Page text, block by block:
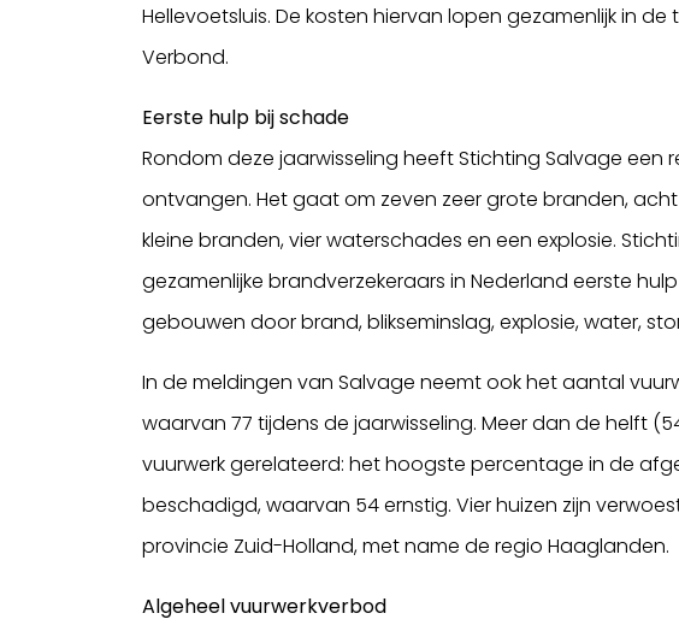
Hellevoetsluis. De kosten hiervan lopen gezamenlijk in
Verbond.
Eerste hulp bij schade
Rondom deze jaarwisseling heeft Stichting Salvage een
ontvangen. Het gaat om zeven zeer grote branden,
kleine branden, vier waterschades en een explosie.
gezamenlijke brandverzekeraars in Nederland eerste
gebouwen door brand, blikseminslag, explosie, water,
In de meldingen van Salvage neemt ook het aantal
waarvan 77 tijdens de jaarwisseling. Meer dan de helft
vuurwerk gerelateerd: het hoogste percentage in de
beschadigd, waarvan 54 ernstig. Vier huizen zijn
provincie Zuid-Holland, met name de regio Haaglanden.
Algeheel vuurwerkverbod